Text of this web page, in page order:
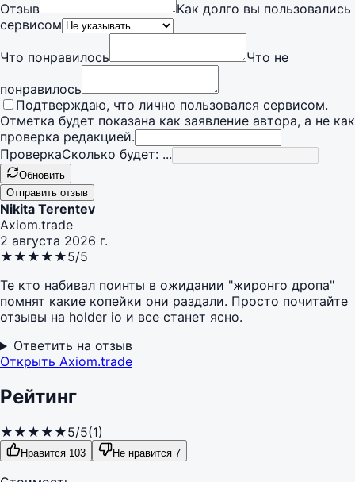
Отзыв
Как долго вы пользовались
сервисом
Что понравилось
Что не
понравилось
Подтверждаю, что лично пользовался сервисом.
Отметка будет показана как заявление автора, а не как
проверка редакцией.
ПроверкаСколько будет: ...
Обновить
Отправить отзыв
Nikita Terentev
Axiom.trade
2 августа 2026 г.
★ ★ ★ ★ ★5/5
Те кто набивал поинты в ожидании "жиронго дропа"
помнят какие копейки они раздали. Просто почитайте
отзывы на holder io и все станет ясно.
Ответить на отзыв
Открыть Axiom.trade
Рейтинг
★ ★ ★ ★ ★5/5(1)
Нравится 103 Не нравится 7